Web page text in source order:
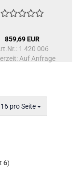
859,69 EUR
1 420 006
Auf Anfrage
16 pro Seite
pro Seite
6)